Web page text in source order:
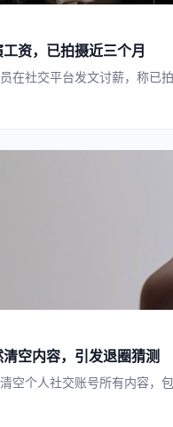
资，已拍摄近三个月
在社交平台发文讨薪，称已
空内容，引发退圈猜测
空个人社交账号所有内容，